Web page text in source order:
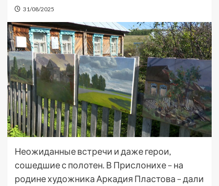
31/08/2025
Неожиданные встречи и даже герои,
сошедшие с полотен. В Прислонихе – на
родине художника Аркадия Пластова – дали